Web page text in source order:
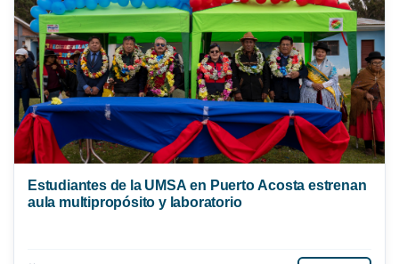
Estudiantes de la UMSA en Puerto Acosta estrenan
aula multipropósito y laboratorio